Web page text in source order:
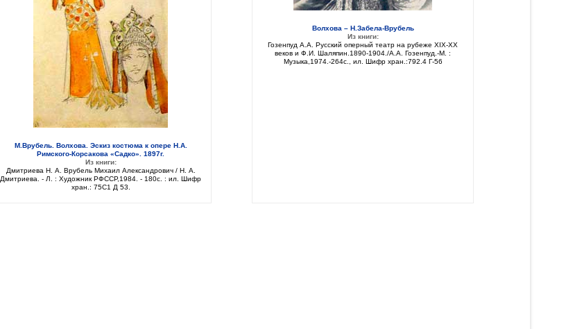
М.Врубель. Волхова. Эскиз костюма к опере Н.А.
Римского-Корсакова «Садко». 1897г.
Из книги:
Дмитриева Н. А. Врубель Михаил Александрович / Н. А.
Дмитриева. - Л. : Художник РФССР,1984. - 180с. : ил. Шифр
хран.: 75C1 Д 53.
Волхова – Н.Забела-Врубель
Из книги:
Гозенпуд А.А. Русский оперный театр на рубеже XIX-XX
веков и Ф.И. Шаляпин.1890-1904./А.А. Гозенпуд.-М. :
Музыка,1974.-264с., ил. Шифр хран.:792.4 Г-56